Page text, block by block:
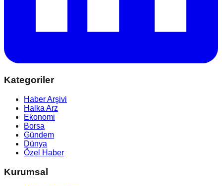
Kategoriler
Haber Arşivi
Halka Arz
Ekonomi
Borsa
Gündem
Dünya
Özel Haber
Kurumsal